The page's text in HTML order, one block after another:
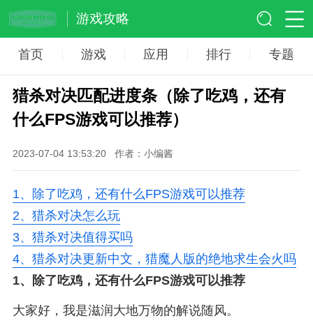
游戏攻略
首页 游戏 应用 排行 专题
猎杀对决匹配进度条（除了吃鸡，还有
什么FPS游戏可以推荐）
2023-07-04 13:53:20 作者：小编酱
1、 除了吃鸡，还有什么FPS游戏可以推荐
2、 猎杀对决怎么玩
3、 猎杀对决值得买吗
4、 猎杀对决更新中文，猎魔人版的绝地求生会火吗
1、
除了吃鸡，还有什么FPS游戏可以推荐
大家好，我是滋润大地万物的解说随风。